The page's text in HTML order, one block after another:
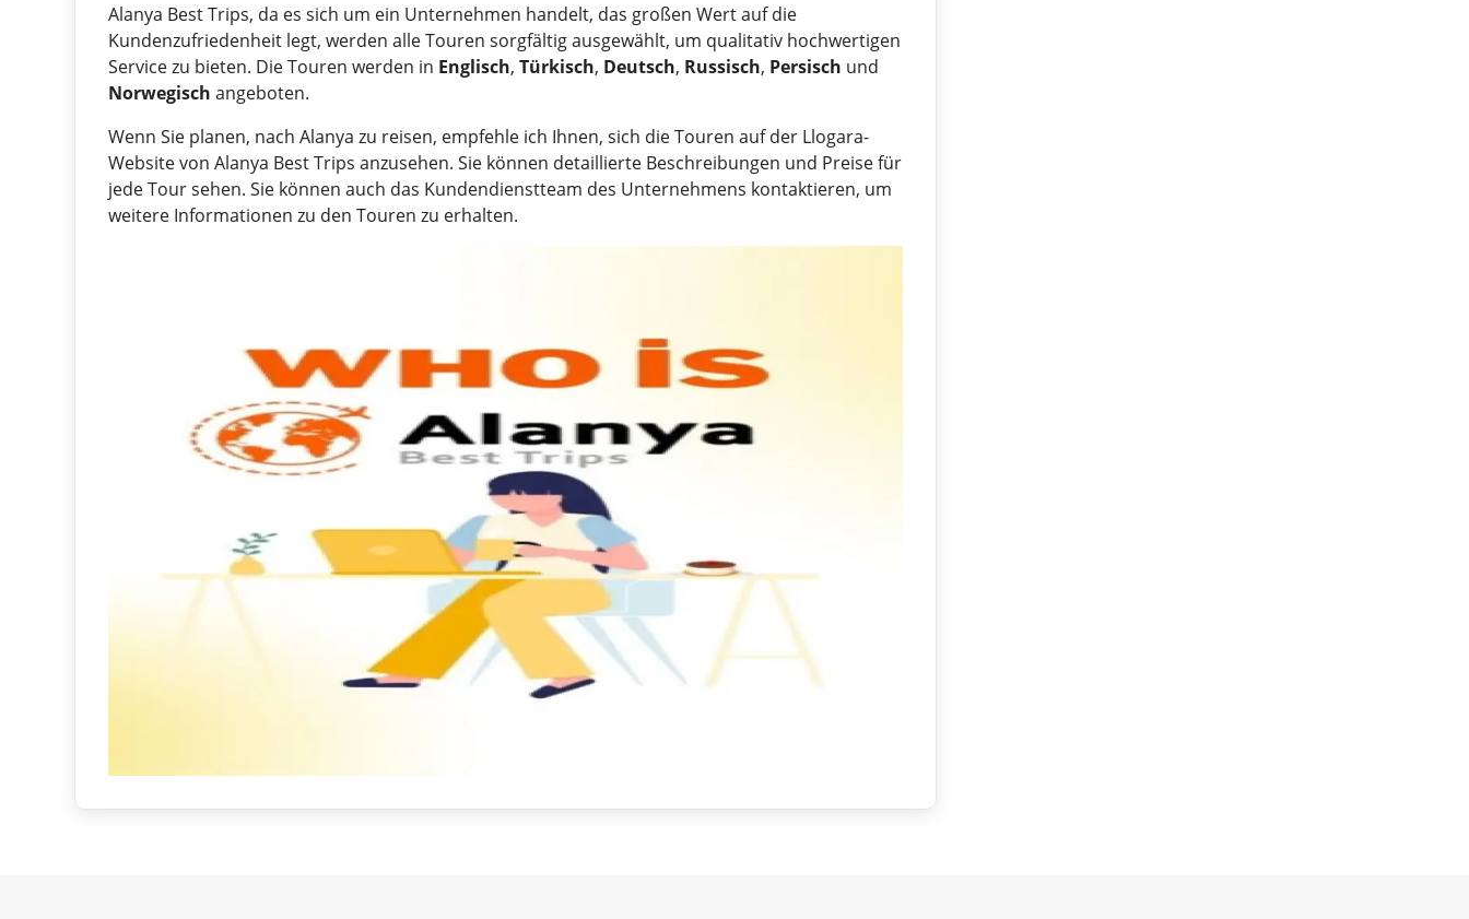
Alanya Best Trips, da es sich um ein Unternehmen handelt, das großen Wert auf die
Kundenzufriedenheit legt, werden alle Touren sorgfältig ausgewählt, um qualitativ hochwertigen
Service zu bieten. Die Touren werden in Englisch, Türkisch, Deutsch, Russisch, Persisch und
Norwegisch angeboten.
Wenn Sie planen, nach Alanya zu reisen, empfehle ich Ihnen, sich die Touren auf der Llogara-
Website von Alanya Best Trips anzusehen. Sie können detaillierte Beschreibungen und Preise für
jede Tour sehen. Sie können auch das Kundendienstteam des Unternehmens kontaktieren, um
weitere Informationen zu den Touren zu erhalten.